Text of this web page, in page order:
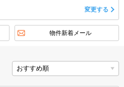
物件特集から
不動産会社から
TOP
変更する
物件新着メール